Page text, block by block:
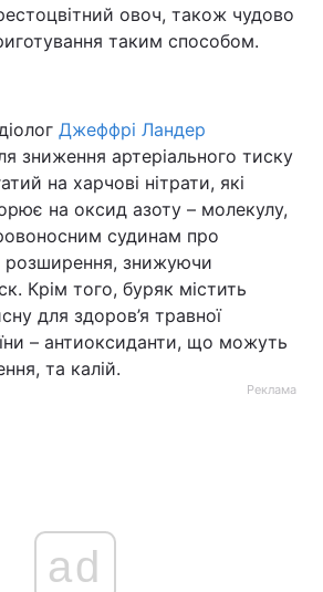
овоч, також чудово
таким способом.
Джеффрі Ландер
зниження артеріального тиску
на харчові нітрати, які
на оксид азоту – молекулу,
судинам про
розширення, знижуючи
Крім того, буряк містить
для здоров’я травної
– антиоксиданти, що можуть
та калій.
Реклама
ad